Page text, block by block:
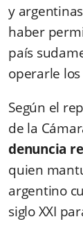
y
haber
país
operarle los
Según el
de la
denuncia
quien
argentino
siglo XXI